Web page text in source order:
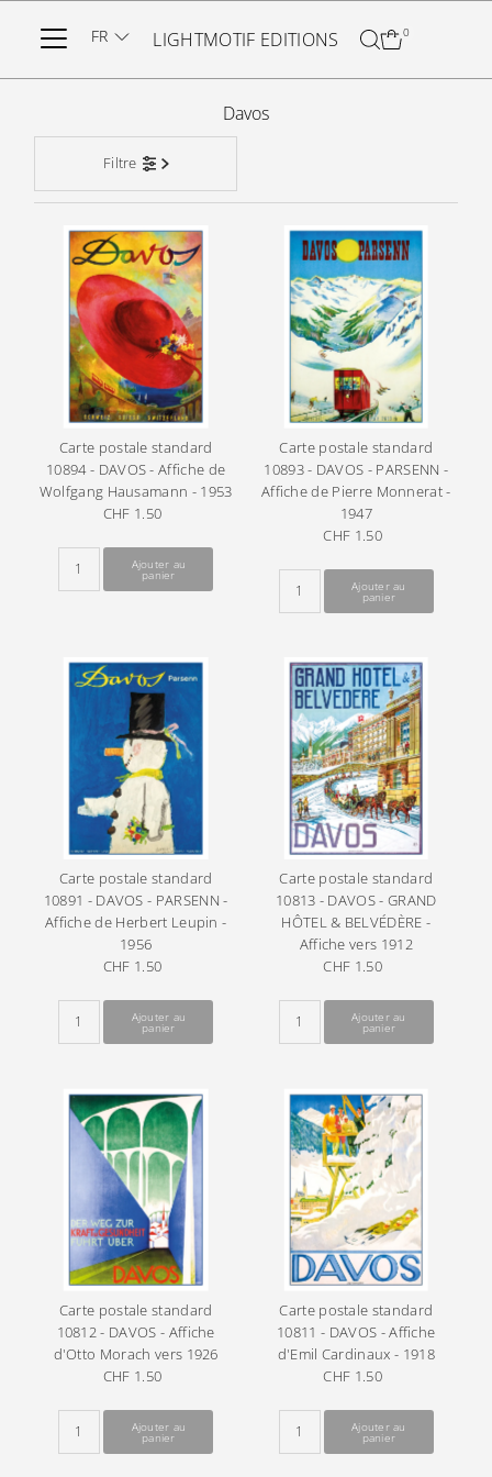
Ignorer et passer au contenu
LIGHTMOTIF EDITIONS 0
Davos
Filtre
Carte postale standard
10894 - DAVOS - Affiche de
Wolfgang Hausamann - 1953
Prix
CHF 1.50
Carte postale standard
10893 - DAVOS - PARSENN -
Affiche de Pierre Monnerat -
1947
Prix
CHF 1.50
Carte postale standard
10891 - DAVOS - PARSENN -
Affiche de Herbert Leupin -
1956
Prix
CHF 1.50
Carte postale standard
10813 - DAVOS - GRAND
HÔTEL & BELVÉDÈRE -
Affiche vers 1912
Prix
CHF 1.50
Carte postale standard
10812 - DAVOS - Affiche
d'Otto Morach vers 1926
Prix
CHF 1.50
Carte postale standard
10811 - DAVOS - Affiche
d'Emil Cardinaux - 1918
Prix
CHF 1.50
FR